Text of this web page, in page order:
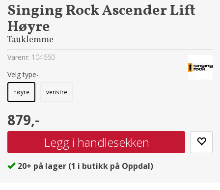
Singing Rock Ascender Lift
Høyre
Tauklemme
Varenr: 104660
type-
høyre venstre
879,-
20+ på lager (1 i butikk på Oppdal)